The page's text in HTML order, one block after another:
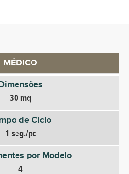
MÉDICO
Dimensões
30 mq
de Ciclo
1 seg./pc
por Modelo
4